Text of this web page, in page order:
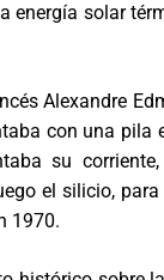
energía solar
Alexandre
con una
su
el silicio,
1970.